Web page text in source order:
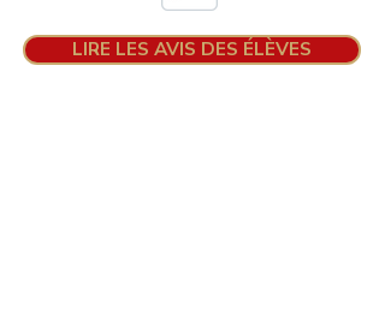
LIRE LES AVIS DES ÉLÈVES